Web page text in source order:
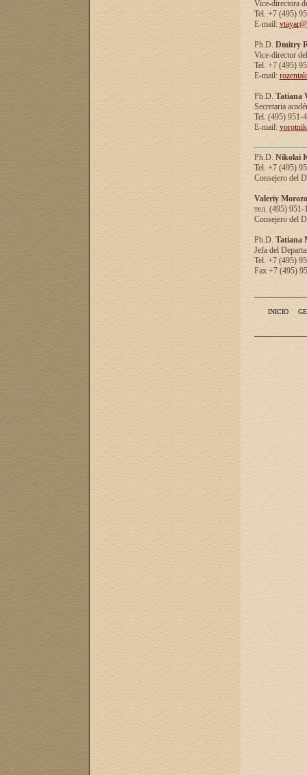
Vice-directora
Tel. +7 (495)
E-mail:
Ph.D. Dmitry
Vice-director
Tel. +7 (495)
E-mail:
Ph.D. Tatiana
Secretaria
Tel. (495) 951-
E-mail:
Ph.D. Nikolai
Tel. +7 (495)
Consejero del
Valeriy
тел. (495) 951-
Consejero del
Ph.D. Tatiana
Jefa del
Tel. +7 (495)
Fax +7 (495)
INICIO